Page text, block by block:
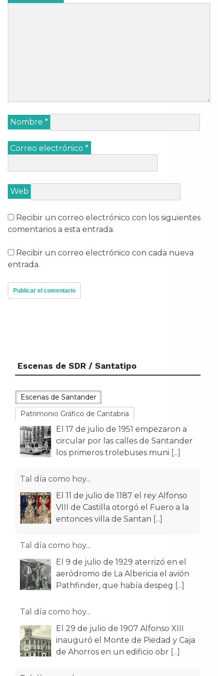
Nombre *
Correo electrónico *
Web
Recibir un correo electrónico con los siguientes
comentarios a esta entrada.
Recibir un correo electrónico con cada nueva
entrada.
Escenas de SDR / Santatipo
Escenas de Santander
Patrimonio Gráfico de Cantabria
Tal día como hoy...
circular por las calles de Santander
los primeros trolebuses muni
Tal día como hoy...
El 11 de julio de 1187 el rey Alfonso
entonces villa de Santan
Tal día como hoy...
El 9 de julio de 1929 aterrizó en el
Pathfinder, que había despeg
Tal día como hoy...
El 29 de julio de 1907 Alfonso XIII
de Ahorros en un edificio obr
Tal día como hoy...
El 26 de julio de 1943 es inaugurada